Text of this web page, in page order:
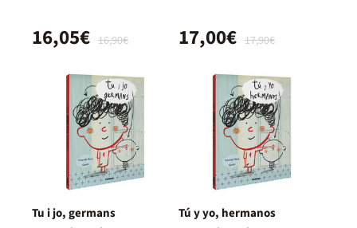
16,90€
16,05€ 17,90€
17,00€
Tu i jo, germans Tú y yo, hermanos